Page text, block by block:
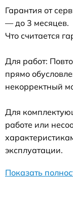
Гарантия от
— до 3 месяцев.
Что считается
Для работ:
прямо
некорректный
Для
работе или
эксплуатации.
Показать